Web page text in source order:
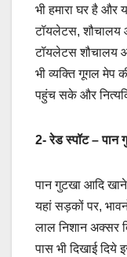
भी हमारा घर है और
टॉयलेटस, शौचालय
टॉयलेटस शौचालय
भी व्यक्ति गूगल मेप
पहुंच सके और
2- रेड स्पॉट –
पान गुटखा आदि
यहां सड़कों पर,
लाल निशान अक्सर
पास भी दिखाई